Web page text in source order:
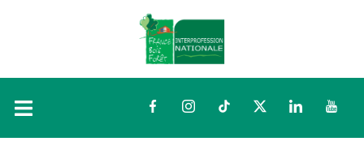
FacebookInstagramTikTokTwitterLinkedIn